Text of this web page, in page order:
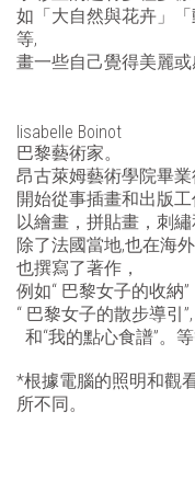
如「大自然與花卉」
等,
畫一些自己覺得美麗或
Iisabelle Boinot
巴黎藝術家。
昂古萊姆藝術學院畢業
開始從事插畫和出版工
以繪畫，拼貼畫，刺
除了法國當地,也在海外
也撰寫了著作，
例如“ 巴黎女子的收納”
“ 巴黎女子的散步導引”,
和“我的點心食譜”。
*根據電腦的照明和觀
所不同。